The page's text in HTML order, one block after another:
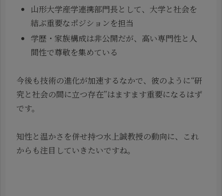
山形大学産学連携部門長として、大学と社会を
結ぶ重要なポジションを担当
学歴・家族構成は非公開だが、高い専門性と人
間性で尊敬を集めている
今後も技術の進化が加速するなかで、彼のように“研
究と社会の間に立つ存在”はますます重要になるはず
です。
知性と温かさを併せ持つ水上誠教授の動向に、これ
からも注目していきたいですね。